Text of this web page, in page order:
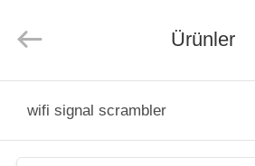
SAYFA
Rights
Ürünler
wifi signal scrambler